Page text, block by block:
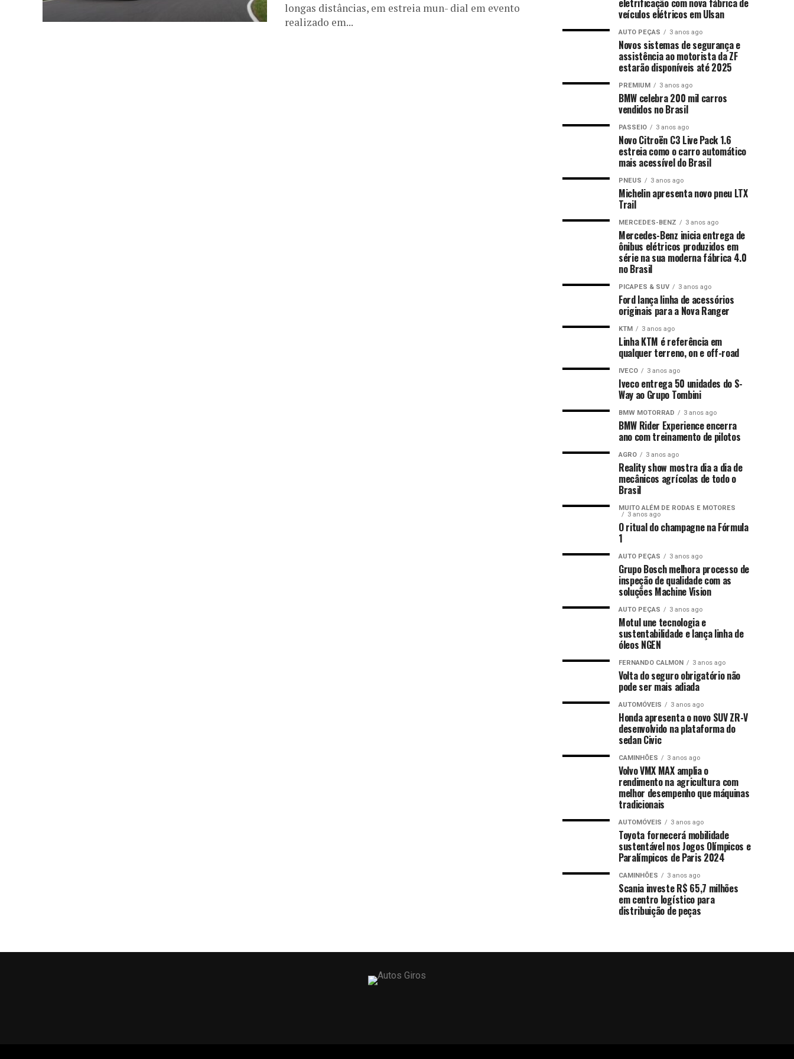
longas distâncias, em estreia mun- dial em evento
realizado em...
eletrificação com nova fábrica de
veículos elétricos em Ulsan
AUTO PEÇAS 3 anos ago
Novos sistemas de segurança e
assistência ao motorista da ZF
estarão disponíveis até 2025
PREMIUM 3 anos ago
BMW celebra 200 mil carros
vendidos no Brasil
PASSEIO 3 anos ago
Novo Citroën C3 Live Pack 1.6
estreia como o carro automático
mais acessível do Brasil
PNEUS 3 anos ago
Michelin apresenta novo pneu LTX
Trail
MERCEDES-BENZ 3 anos ago
Mercedes-Benz inicia entrega de
ônibus elétricos produzidos em
série na sua moderna fábrica 4.0
no Brasil
PICAPES & SUV 3 anos ago
Ford lança linha de acessórios
originais para a Nova Ranger
KTM 3 anos ago
Linha KTM é referência em
qualquer terreno, on e off-road
IVECO 3 anos ago
Iveco entrega 50 unidades do S-
Way ao Grupo Tombini
BMW MOTORRAD 3 anos ago
BMW Rider Experience encerra
ano com treinamento de pilotos
AGRO 3 anos ago
Reality show mostra dia a dia de
mecânicos agrícolas de todo o
Brasil
MUITO ALÉM DE RODAS E MOTORES
3 anos ago
O ritual do champagne na Fórmula
1
AUTO PEÇAS 3 anos ago
Grupo Bosch melhora processo de
inspeção de qualidade com as
soluções Machine Vision
AUTO PEÇAS 3 anos ago
Motul une tecnologia e
sustentabilidade e lança linha de
óleos NGEN
FERNANDO CALMON 3 anos ago
Volta do seguro obrigatório não
pode ser mais adiada
AUTOMÓVEIS 3 anos ago
Honda apresenta o novo SUV ZR-V
desenvolvido na plataforma do
sedan Civic
CAMINHÕES 3 anos ago
Volvo VMX MAX amplia o
rendimento na agricultura com
melhor desempenho que máquinas
tradicionais
AUTOMÓVEIS 3 anos ago
Toyota fornecerá mobilidade
sustentável nos Jogos Olímpicos e
Paralímpicos de Paris 2024
CAMINHÕES 3 anos ago
Scania investe R$ 65,7 milhões
em centro logístico para
distribuição de peças